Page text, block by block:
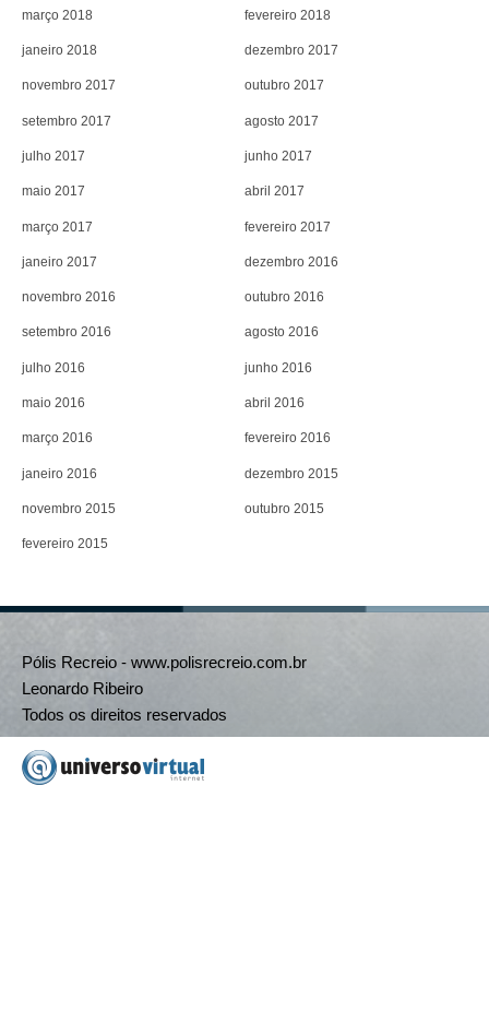
março 2018 fevereiro 2018
janeiro 2018 dezembro 2017
novembro 2017 outubro 2017
setembro 2017 agosto 2017
julho 2017 junho 2017
maio 2017 abril 2017
março 2017 fevereiro 2017
janeiro 2017 dezembro 2016
novembro 2016 outubro 2016
setembro 2016 agosto 2016
julho 2016 junho 2016
maio 2016 abril 2016
março 2016 fevereiro 2016
janeiro 2016 dezembro 2015
novembro 2015 outubro 2015
fevereiro 2015
Pólis Recreio - www.polisrecreio.com.br
Leonardo Ribeiro
Todos os direitos reservados